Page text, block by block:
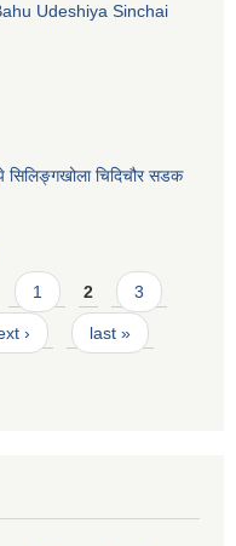
Udeshiya Sinchai
सिलिङ्गखोला चिदिचौर सडक
1 2 3
› last »